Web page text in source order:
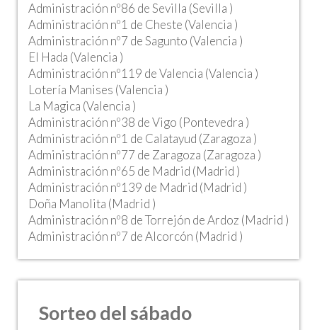
Administración nº86 de Sevilla (Sevilla )
Administración nº1 de Cheste (Valencia )
Administración nº7 de Sagunto (Valencia )
El Hada (Valencia )
Administración nº119 de Valencia (Valencia )
Lotería Manises (Valencia )
La Magica (Valencia )
Administración nº38 de Vigo (Pontevedra )
Administración nº1 de Calatayud (Zaragoza )
Administración nº77 de Zaragoza (Zaragoza )
Administración nº65 de Madrid (Madrid )
Administración nº139 de Madrid (Madrid )
Doña Manolita (Madrid )
Administración nº8 de Torrejón de Ardoz (Madrid )
Administración nº7 de Alcorcón (Madrid )
Sorteo del sábado